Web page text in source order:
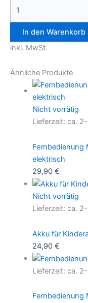
In den Warenkorb
inkl. MwSt.
Ähnliche Produkte
Nicht vorrätig
Lieferzeit: ca.
Fernbedienung
elektrisch
29,90 €
Nicht vorrätig
Lieferzeit: ca.
Akku für
24,90 €
Lieferzeit: ca.
Fernbedienung